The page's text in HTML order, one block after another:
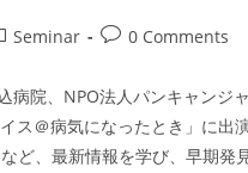
Seminar
Post0 Comments
院、NPO法人パンキャンジ
＠病気になったとき」に出
ど、最新情報を学び、早期